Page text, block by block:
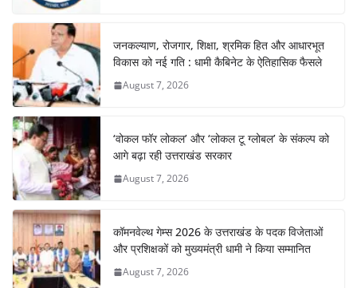
जनकल्याण, रोजगार, शिक्षा, श्रमिक हित और आधारभूत
विकास को नई गति : धामी कैबिनेट के ऐतिहासिक फैसले
August 7, 2026
‘वोकल फॉर लोकल’ और ‘लोकल टू ग्लोबल’ के संकल्प को
आगे बढ़ा रही उत्तराखंड सरकार
August 7, 2026
कॉमनवेल्थ गेम्स 2026 के उत्तराखंड के पदक विजेताओं
और प्रशिक्षकों को मुख्यमंत्री धामी ने किया सम्मानित
August 7, 2026